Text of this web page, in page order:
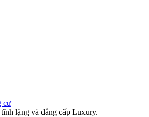
cư
lặng và đẳng cấp Luxury.